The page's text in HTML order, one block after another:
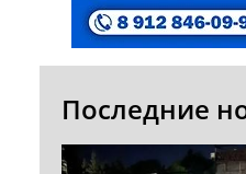
Последние